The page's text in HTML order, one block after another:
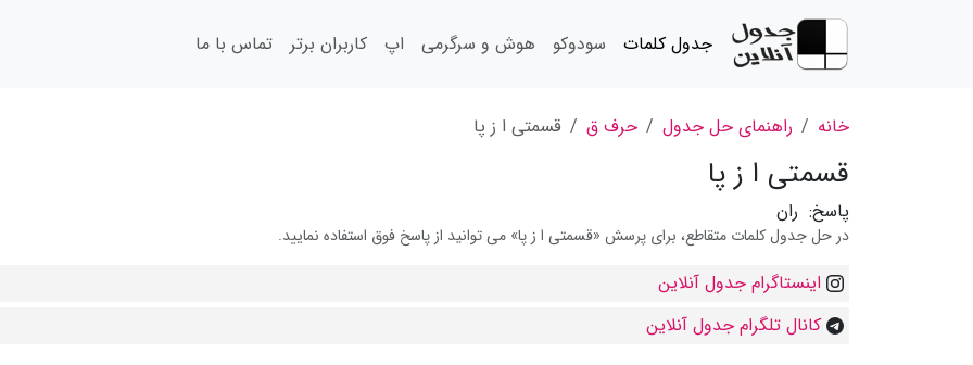
جدول کلمات سودوکو هوش و سرگرمی اپ کاربران برتر تماس با ما
خانه راهنمای حل جدول حرف ق قسمتی ا ز پا
قسمتی ا ز پا
پاسخ: ران
در حل جدول کلمات متقاطع، برای پرسش «قسمتی ا ز پا» می توانید از پاسخ فوق استفاده نمایید.
اینستاگرام جدول آنلاین
کانال تلگرام جدول آنلاین